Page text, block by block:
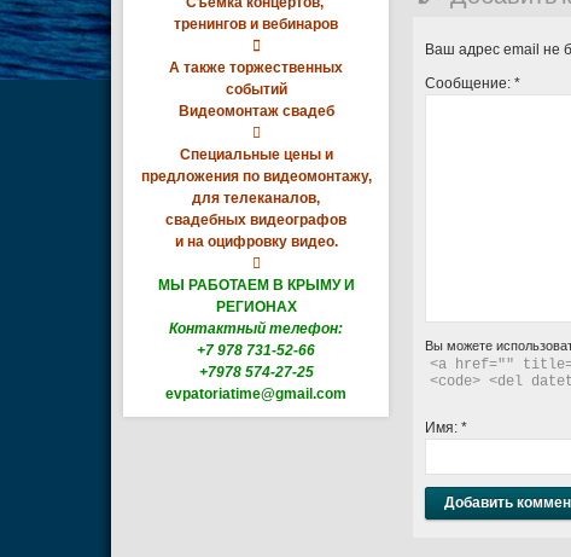
тренингов и вебинаров

А также торжественных
событий
Видеомонтаж свадеб

Специальные цены и
предложения по видеомонтажу,
для телеканалов,
свадебных видеографов
и на оцифровку видео.

МЫ РАБОТАЕМ В КРЫМУ И
РЕГИОНАХ
Контактный телефон:
+7 978 731-52-66
+7978 574-27-25
evpatoriatime@gmail.com
Ваш адрес email не
Сообщение: *
Вы можете
<a href=""
<code> <del
Имя: *